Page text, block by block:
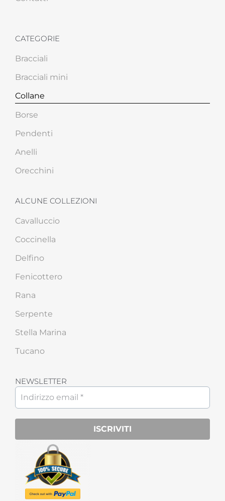
CATEGORIE
Bracciali
Bracciali mini
Collane
Borse
Pendenti
Anelli
Orecchini
ALCUNE COLLEZIONI
Cavalluccio
Coccinella
Delfino
Fenicottero
Rana
Serpente
Stella Marina
Tucano
NEWSLETTER